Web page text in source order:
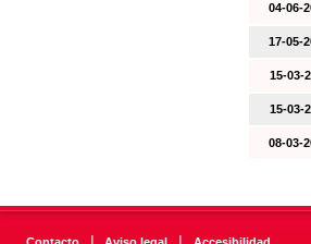
04-06-
17-05-
15-03-
15-03-
08-03-